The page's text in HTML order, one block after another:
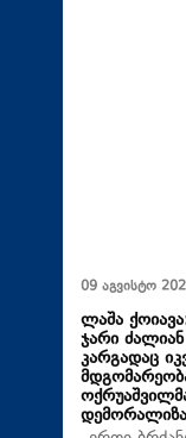
09 აგვისტო
ლაშა
ჯარი
კარგადაც